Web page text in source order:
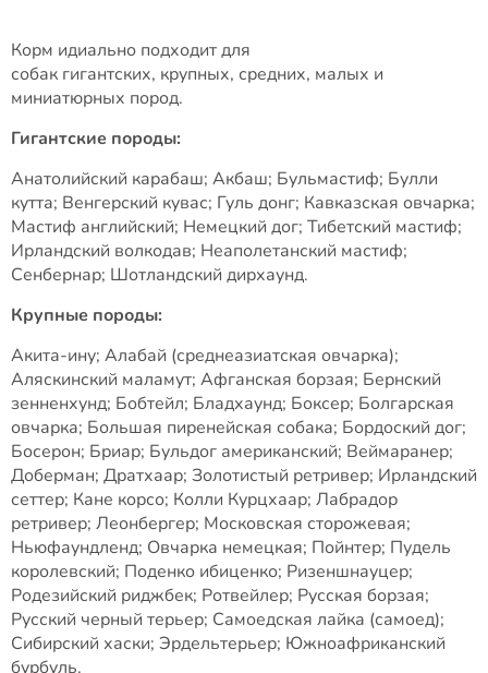
Корм идиально подходит для
собак гигантских, крупных, средних, малых и
миниатюрных пород.
Гигантские породы:
Анатолийский карабаш; Акбаш; Бульмастиф; Булли
кутта; Венгерский кувас; Гуль донг; Кавказская овчарка;
Мастиф английский; Немецкий дог; Тибетский мастиф;
Ирландский волкодав; Неаполетанский мастиф;
Сенбернар; Шотландский дирхаунд.
Крупные породы:
Акита-ину; Алабай (среднеазиатская овчарка);
Аляскинский маламут; Афганская борзая; Бернский
зенненхунд; Бобтейл; Бладхаунд; Боксер; Болгарская
овчарка; Большая пиренейская собака; Бордоский дог;
Босерон; Бриар; Бульдог американский; Веймаранер;
Доберман; Дратхаар; Золотистый ретривер; Ирландский
сеттер; Кане корсо; Колли Курцхаар; Лабрадор
ретривер; Леонбергер; Московская сторожевая;
Ньюфаундленд; Овчарка немецкая; Пойнтер; Пудель
королевский; Поденко ибиценко; Ризеншнауцер;
Родезийский риджбек; Ротвейлер; Русская борзая;
Русский черный терьер; Самоедская лайка (самоед);
Сибирский хаски; Эрдельтерьер; Южноафриканский
бурбуль.